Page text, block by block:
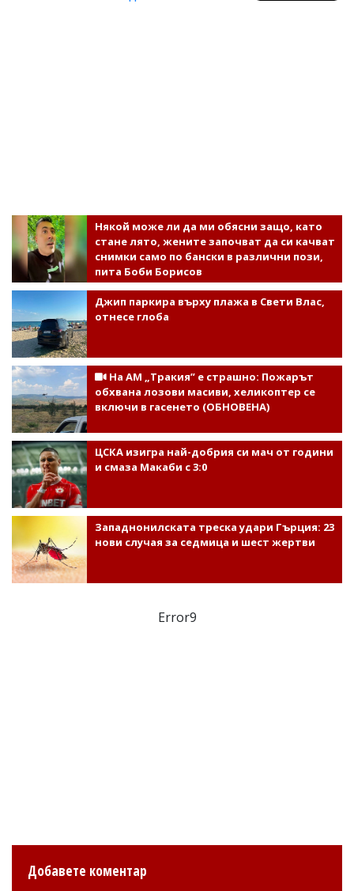
Някой може ли да ми обясни защо, като
стане лято, жените започват да си качват
снимки само по бански в различни пози,
пита Боби Борисов
Джип паркира върху плажа в Свети Влас,
отнесе глоба
На АМ „Тракия” е страшно: Пожарът
обхвана лозови масиви, хеликоптер се
включи в гасенето (ОБНОВЕНА)
ЦСКА изигра най-добрия си мач от години
и смаза Макаби с 3:0
Западнонилската треска удари Гърция: 23
нови случая за седмица и шест жертви
Error9
Добавете коментар